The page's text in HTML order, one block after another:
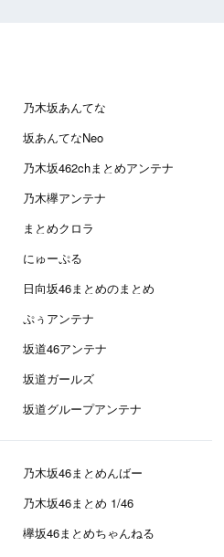
乃木坂あんてな
坂あんてなNeo
乃木坂462chまとめアンテナ
乃木欅アンテナ
まとめクロラ
にゅーぷる
日向坂46まとめのまとめ
ぷぅアンテナ
坂道46アンテナ
坂道ガールズ
坂道グループアンテナ
乃木坂46まとめんばー
乃木坂46まとめ 1/46
欅坂46まとめちゃんねる